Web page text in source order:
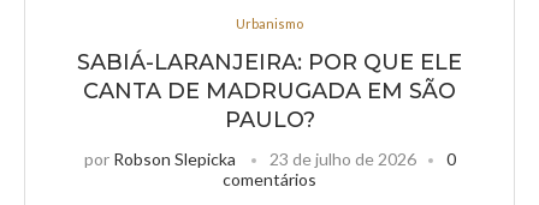
Urbanismo
SABIÁ-LARANJEIRA: POR QUE ELE
CANTA DE MADRUGADA EM SÃO
PAULO?
por Robson Slepicka 23 de julho de 2026
0
comentários